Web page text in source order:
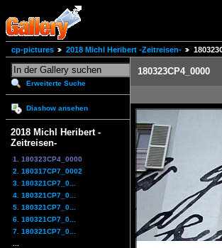
cp-pictures 2018 Michl Heribert -Zeitreisen-
Erweiterte Suche
Diashow ansehen
2018 Michl Heribert -
Zeitreisen-
1. 180323CP4_0000
2. 180317CP7_0002
3. 180321CP7_0...
4. 180321CP7_0...
5. 180321CP7_0...
6. 180321CP7_0...
7. 180321CP7_0...
180323CP4_0000